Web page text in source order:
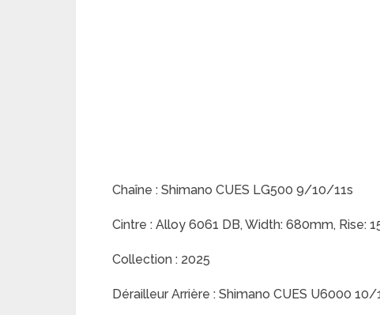
Chaîne : Shimano CUES LG500 9/10/11s
Cintre : Alloy 6061 DB, Width: 680mm, Rise:
Collection : 2025
Dérailleur Arrière : Shimano CUES U6000 10/